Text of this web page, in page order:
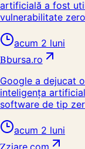
artificială a fost
vulnerabilitate
acum 2 luni
Bbursa.ro
Google a dejucat
inteligența
software de tip
acum 2 luni